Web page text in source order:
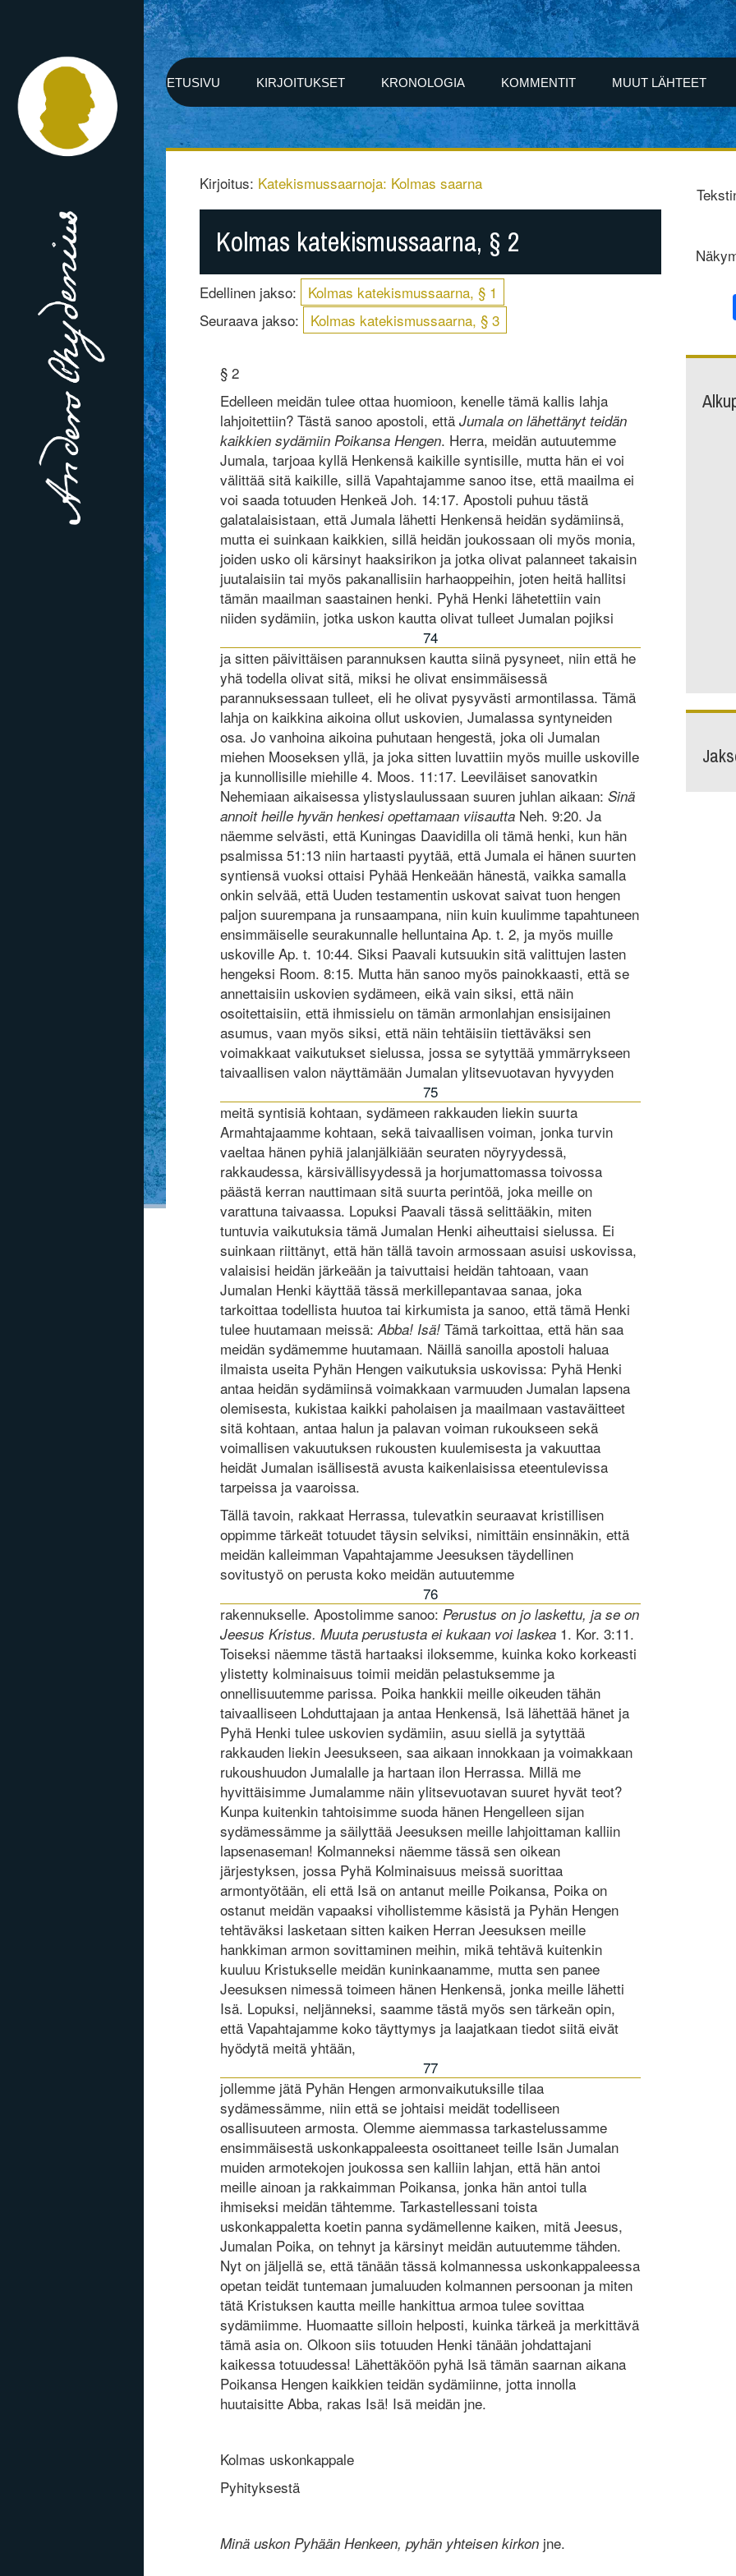
ETUSIVU KIRJOITUKSET KRONOLOGIA KOMMENTIT MUUT LÄHTEET
Kirjoitus: Katekismussaarnoja: Kolmas saarna
Kolmas katekismussaarna, § 2
Edellinen jakso:
Kolmas katekismussaarna, § 1
Seuraava jakso:
Kolmas katekismussaarna, § 3
§ 2
Edelleen meidän tulee ottaa huomioon, kenelle tämä kallis lahja
lahjoitettiin? Tästä sanoo apostoli, ettäJumala on lähettänyt teidän
kaikkien sydämiin Poikansa Hengen. Herra, meidän autuutemme
Jumala, tarjoaa kyllä Henkensä kaikille syntisille, mutta hän ei voi
välittää sitä kaikille, sillä Vapahtajamme sanoo itse, että maailma ei
voi saada totuuden Henkeä Joh. 14:17. Apostoli puhuu tästä
galatalaisistaan, että Jumala lähetti Henkensä heidän sydämiinsä,
mutta ei suinkaan kaikkien, sillä heidän joukossaan oli myös monia,
joiden usko oli kärsinyt haaksirikon ja jotka olivat palanneet takaisin
juutalaisiin tai myös pakanallisiin harhaoppeihin, joten heitä hallitsi
tämän maailman saastainen henki. Pyhä Henki lähetettiin vain
niiden sydämiin, jotka uskon kautta olivat tulleet Jumalan pojiksi
74
ja sitten päivittäisen parannuksen kautta siinä pysyneet, niin että he
yhä todella olivat sitä, miksi he olivat ensimmäisessä
parannuksessaan tulleet, eli he olivat pysyvästi armontilassa. Tämä
lahja on kaikkina aikoina ollut uskovien, Jumalassa syntyneiden
osa. Jo vanhoina aikoina puhutaan hengestä, joka oli Jumalan
miehen Mooseksen yllä, ja joka sitten luvattiin myös muille uskoville
ja kunnollisille miehille 4. Moos. 11:17. Leeviläiset sanovatkin
Nehemiaan aikaisessa ylistyslaulussaan suuren juhlan aikaan:Sinä
annoit heille hyvän henkesi opettamaan viisautta Neh. 9:20. Ja
näemme selvästi, että Kuningas Daavidilla oli tämä henki, kun hän
psalmissa 51:13 niin hartaasti pyytää, että Jumala ei hänen suurten
syntiensä vuoksi ottaisi Pyhää Henkeään hänestä, vaikka samalla
onkin selvää, että Uuden testamentin uskovat saivat tuon hengen
paljon suurempana ja runsaampana, niin kuin kuulimme tapahtuneen
ensimmäiselle seurakunnalle helluntaina Ap. t. 2, ja myös muille
uskoville Ap. t. 10:44. Siksi Paavali kutsuukin sitä valittujen lasten
hengeksi Room. 8:15. Mutta hän sanoo myös painokkaasti, että se
annettaisiin uskovien sydämeen, eikä vain siksi, että näin
osoitettaisiin, että ihmissielu on tämän armonlahjan ensisijainen
asumus, vaan myös siksi, että näin tehtäisiin tiettäväksi sen
voimakkaat vaikutukset sielussa, jossa se sytyttää ymmärrykseen
taivaallisen valon näyttämään Jumalan ylitsevuotavan hyvyyden
75
meitä syntisiä kohtaan, sydämeen rakkauden liekin suurta
Armahtajaamme kohtaan, sekä taivaallisen voiman, jonka turvin
vaeltaa hänen pyhiä jalanjälkiään seuraten nöyryydessä,
rakkaudessa, kärsivällisyydessä ja horjumattomassa toivossa
päästä kerran nauttimaan sitä suurta perintöä, joka meille on
varattuna taivaassa. Lopuksi Paavali tässä selittääkin, miten
tuntuvia vaikutuksia tämä Jumalan Henki aiheuttaisi sielussa. Ei
suinkaan riittänyt, että hän tällä tavoin armossaan asuisi uskovissa,
valaisisi heidän järkeään ja taivuttaisi heidän tahtoaan, vaan
Jumalan Henki käyttää tässä merkillepantavaa sanaa, joka
tarkoittaa todellista huutoa tai kirkumista ja sanoo, että tämä Henki
tulee huutamaan meissä:Abba! Isä! Tämä tarkoittaa, että hän saa
meidän sydämemme huutamaan. Näillä sanoilla apostoli haluaa
ilmaista useita Pyhän Hengen vaikutuksia uskovissa: Pyhä Henki
antaa heidän sydämiinsä voimakkaan varmuuden Jumalan lapsena
olemisesta, kukistaa kaikki paholaisen ja maailmaan vastaväitteet
sitä kohtaan, antaa halun ja palavan voiman rukoukseen sekä
voimallisen vakuutuksen rukousten kuulemisesta ja vakuuttaa
heidät Jumalan isällisestä avusta kaikenlaisissa eteentulevissa
tarpeissa ja vaaroissa.
Tällä tavoin, rakkaat Herrassa, tulevatkin seuraavat kristillisen
oppimme tärkeät totuudet täysin selviksi, nimittäin ensinnäkin, että
meidän kalleimman Vapahtajamme Jeesuksen täydellinen
sovitustyö on perusta koko meidän autuutemme
76
rakennukselle. Apostolimme sanoo: Perustus on jo laskettu, ja se on
Jeesus Kristus. Muuta perustusta ei kukaan voi laskea 1. Kor. 3:11.
Toiseksi näemme tästä hartaaksi iloksemme, kuinka koko korkeasti
ylistetty kolminaisuus toimii meidän pelastuksemme ja
onnellisuutemme parissa. Poika hankkii meille oikeuden tähän
taivaalliseen Lohduttajaan ja antaa Henkensä, Isä lähettää hänet ja
Pyhä Henki tulee uskovien sydämiin, asuu siellä ja sytyttää
rakkauden liekin Jeesukseen, saa aikaan innokkaan ja voimakkaan
rukoushuudon Jumalalle ja hartaan ilon Herrassa. Millä me
hyvittäisimme Jumalamme näin ylitsevuotavan suuret hyvät teot?
Kunpa kuitenkin tahtoisimme suoda hänen Hengelleen sijan
sydämessämme ja säilyttää Jeesuksen meille lahjoittaman kalliin
lapsenaseman! Kolmanneksi näemme tässä sen oikean
järjestyksen, jossa Pyhä Kolminaisuus meissä suorittaa
armontyötään, eli että Isä on antanut meille Poikansa, Poika on
ostanut meidän vapaaksi vihollistemme käsistä ja Pyhän Hengen
tehtäväksi lasketaan sitten kaiken Herran Jeesuksen meille
hankkiman armon sovittaminen meihin, mikä tehtävä kuitenkin
kuuluu Kristukselle meidän kuninkaanamme, mutta sen panee
Jeesuksen nimessä toimeen hänen Henkensä, jonka meille lähetti
Isä. Lopuksi, neljänneksi, saamme tästä myös sen tärkeän opin,
että Vapahtajamme koko täyttymys ja laajatkaan tiedot siitä eivät
hyödytä meitä yhtään,
77
jollemme jätä Pyhän Hengen armonvaikutuksille tilaa
sydämessämme, niin että se johtaisi meidät todelliseen
osallisuuteen armosta. Olemme aiemmassa tarkastelussamme
ensimmäisestä uskonkappaleesta osoittaneet teille Isän Jumalan
muiden armotekojen joukossa sen kalliin lahjan, että hän antoi
meille ainoan ja rakkaimman Poikansa, jonka hän antoi tulla
ihmiseksi meidän tähtemme. Tarkastellessani toista
uskonkappaletta koetin panna sydämellenne kaiken, mitä Jeesus,
Jumalan Poika, on tehnyt ja kärsinyt meidän autuutemme tähden.
Nyt on jäljellä se, että tänään tässä kolmannessa uskonkappaleessa
opetan teidät tuntemaan jumaluuden kolmannen persoonan ja miten
tätä Kristuksen kautta meille hankittua armoa tulee sovittaa
sydämiimme. Huomaatte silloin helposti, kuinka tärkeä ja merkittävä
tämä asia on. Olkoon siis totuuden Henki tänään johdattajani
kaikessa totuudessa! Lähettäköön pyhä Isä tämän saarnan aikana
Poikansa Hengen kaikkien teidän sydämiinne, jotta innolla
huutaisitte Abba, rakas Isä! Isä meidän jne.
Kolmas uskonkappale
Pyhityksestä
Minä uskon Pyhään Henkeen, pyhän yhteisen kirkon jne.